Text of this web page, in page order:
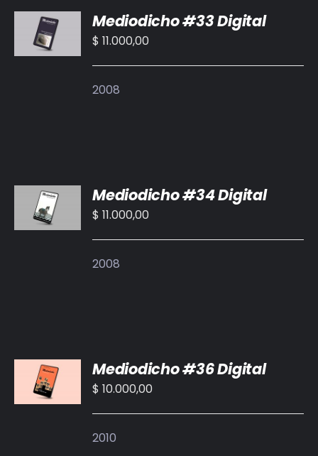
AL
CARRITO
/
Mediodicho #33 Digital
$ 11.000,00
2008
AL
CARRITO
/
Mediodicho #34 Digital
$ 11.000,00
2008
AL
CARRITO
/
Mediodicho #36 Digital
$ 10.000,00
2010